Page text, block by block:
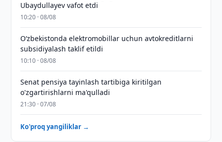
Ubaydullayev vafot etdi
10:20 · 08/08
O‘zbekistonda elektromobillar uchun avtokreditlarni
subsidiyalash taklif etildi
10:10 · 08/08
Senat pensiya tayinlash tartibiga kiritilgan
o'zgartirishlarni ma'qulladi
21:30 · 07/08
Ko'proq yangiliklar →